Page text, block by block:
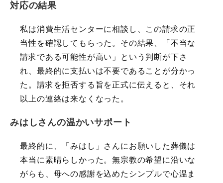
対応の結果
私は消費生活センターに相談し、この請求の正
当性を確認してもらった。その結果、「不当な
請求である可能性が高い」という判断が下さ
れ、最終的に支払いは不要であることが分かっ
た。請求を拒否する旨を正式に伝えると、それ
以上の連絡は来なくなった。
みはしさんの温かいサポート
最終的に、「みはし」さんにお願いした葬儀は
本当に素晴らしかった。無宗教の希望に沿いな
がらも、母への感謝を込めたシンプルで心温ま